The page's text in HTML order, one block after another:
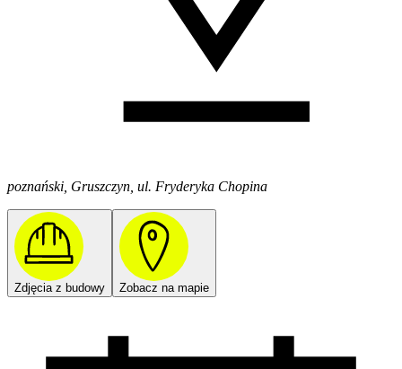
poznański, Gruszczyn, ul. Fryderyka Chopina
Zdjęcia z budowy Zobacz na mapie